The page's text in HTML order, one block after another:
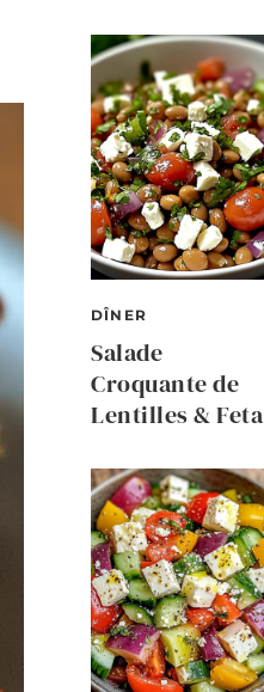
DÎNER
Salade
Croquante de
Lentilles & Feta